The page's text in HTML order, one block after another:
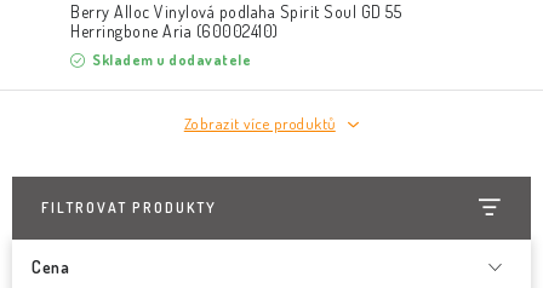
Berry Alloc Vinylová podlaha Spirit Soul GD 55
Herringbone Aria (60002410)
Skladem u dodavatele
Zobrazit více produktů
FILTROVAT PRODUKTY
Cena